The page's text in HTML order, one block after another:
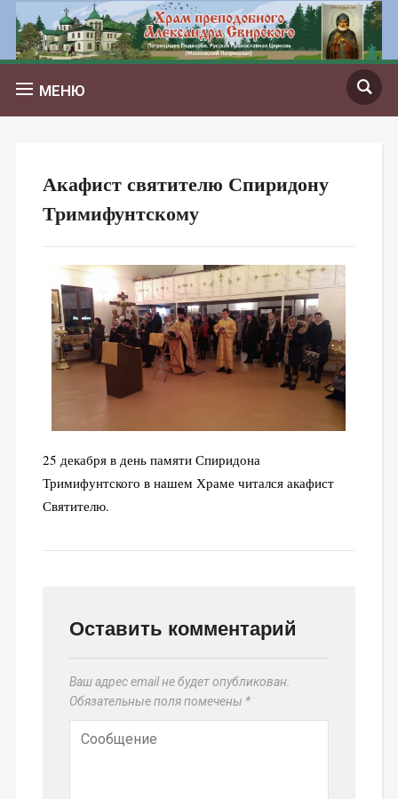
МЕНЮ
Акафист святителю Спиридону
Тримифунтскому
25 декабря в день памяти Спиридона
Тримифунтского в нашем Храме читался акафист
Святителю.
Оставить комментарий
Ваш адрес email не будет опубликован.
Обязательные поля помечены *